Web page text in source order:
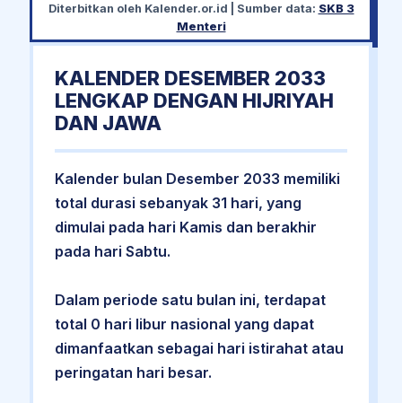
Diterbitkan oleh Kalender.or.id | Sumber data: SKB 3
Menteri
KALENDER DESEMBER 2033
LENGKAP DENGAN HIJRIYAH
DAN JAWA
Kalender bulan Desember 2033 memiliki
total durasi sebanyak 31 hari, yang
dimulai pada hari Kamis dan berakhir
pada hari Sabtu.
Dalam periode satu bulan ini, terdapat
total 0 hari libur nasional yang dapat
dimanfaatkan sebagai hari istirahat atau
peringatan hari besar.